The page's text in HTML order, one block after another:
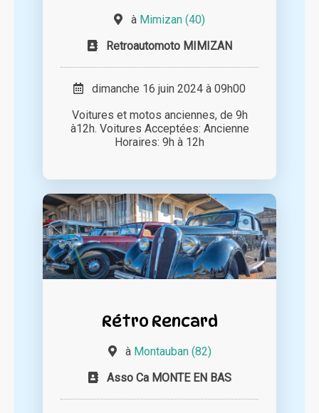
à Mimizan (40)
Retroautomoto MIMIZAN
dimanche 16 juin 2024 à 09h00
Voitures et motos anciennes, de 9h
à12h. Voitures Acceptées: Ancienne
Horaires: 9h à 12h
Rétro Rencard
à Montauban (82)
Asso Ca MONTE EN BAS